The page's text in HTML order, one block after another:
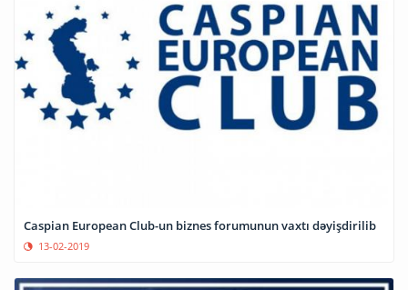
Caspian European Club-un biznes forumunun vaxtı dəyişdirilib
13-02-2019